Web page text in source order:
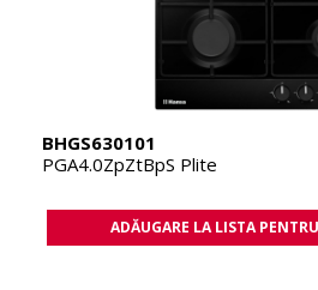
BHGS630101
PGA4.0ZpZtBpS Plite
ADĂUGARE LA LISTA